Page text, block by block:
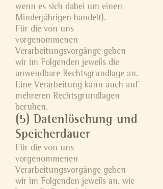
wenn es sich dabei um einen
Minderjährigen handelt).
Für die von uns
vorgenommenen
Verarbeitungsvorgänge geben
wir im Folgenden jeweils die
anwendbare Rechtsgrundlage an.
Eine Verarbeitung kann auch auf
mehreren Rechtsgrundlagen
beruhen.
(5) Datenlöschung und
Speicherdauer
Für die von uns
vorgenommenen
Verarbeitungsvorgänge geben
wir im Folgenden jeweils an, wie